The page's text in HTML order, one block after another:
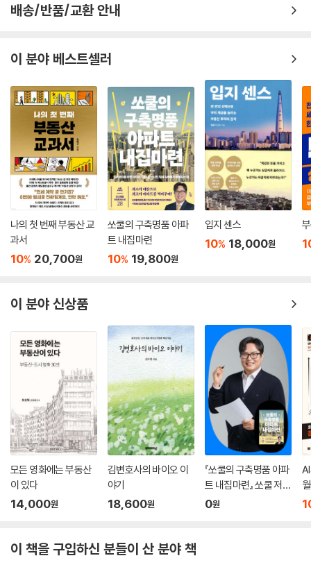
권에 자리 잡은 기업들은 성수동이나 구로동으로 이전하는 것을 꺼려했지
업들이 앞다투어 몰려와 지식산업센터에 둥지를 튼 지 오래다. 정부의 권
장사업인 만큼 지식산업센터는 신규 분양 시 대출이 최대 80%까지 나와
투자금이 적게 드는 것도 커다란 장점이다.
--- ‘푼돈만 가진 내가 할 수 있는 소액 재테크’ 중에서
용적률에 대한 지식은 빌딩 투자에 임하고자 하는 투자자라면 반드시 갖춰
야 할 필수지식이다. 투자자가 용적률에 관한 지식이 있다면 기존의 낡은
건물을 매입하여 리모델링하거나 증축할 때 이득이 되는지를 판단할 때 용
이하다. 용적률을 스스로 체크해보고 괜찮다고 판단되면 증축함으로써 가
입하여 신축한 후 되팔 때는 더욱 중요하다. 용적률에 대한 사전적 정의는
“대지면적에 대한 건축물의 연면적 비율”로 건축물에 의한 토지 이용도를
나타내는 척도로 통한다. 이때 연면적은 지하 부분을 제외한 지상 건축물
의 번지수인 ‘지번’을 붙여놓았고, 각 지번에 대해 쓸모를 정해놓았다. 집만
뿐만 아니라 집과 상가도 공존할 수 있는 땅이 있다. 또한 각각의 땅에 대해
지상으로 몇 층 정도 올릴 수 있는지도 정해놓았다. 가령 2종일반주거지역
에는 지상으로 3~4층, 3종일반주거지역에는 5~6층, 준주거지역에는 7
~8층, 준공업지역에도 7~8층, 일반상업지역은 10층 이상도 지을 수 있
--- ‘빌딩 재테크 필수지식’ 중에서
샤로수길은 서울시 관악구 봉천동에 있는 상권으로서 ‘관악로14길’ 초입
약 600m를 중심으로 하는 상권이다. 지하철역 서울대입구역 2번 출구로
나와서 170미터쯤 걸으면 스타벅스를 끼고 왼쪽 골목으로 들어서면 샤로
수길이 시작된다. 관악구청 길 건너편 좌측이다. 최근 서울의 유명상권은
권, 고대상권, 홍대상권, 이대상권, 건대상권은 상권 이름에 대학교가 붙는
배송/반품/교환 안내
이 분야 베스트셀러
나의 첫 번째 부동산 교
과서
10% 20,700원
쏘쿨의 구축명품 아파
트 내집마련
10% 19,800원
입지 센스
10% 18,000원
이 분야 신상품
모든 영화에는 부동산
이 있다
14,000원
김변호사의 바이오 이
야기
18,600원
『쏘쿨의 구축명품 아파
트 내집마련』 쏘쿨 저자
온라인 북토크
0원
이 책을 구입하신 분들이 산 분야 책